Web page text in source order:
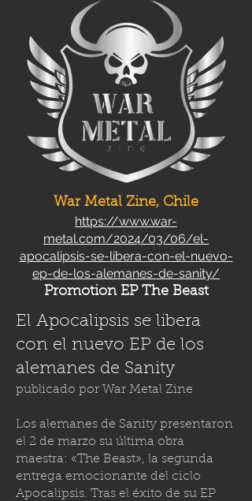
War Metal Zine, Chile
https://www.war-
metal.com/2024/03/06/el-
apocalipsis-se-libera-con-el-nuevo-
ep-de-los-alemanes-de-sanity/
Promotion EP The Beast
El Apocalipsis se libera
con el nuevo EP de los
alemanes de Sanity
publicado por War Metal Zine
Los alemanes de Sanity presentaron
el 2 de marzo su última obra
maestra: «The Beast», la segunda
entrega emocionante del ciclo
Apocalipsis. Tras el éxito de su EP